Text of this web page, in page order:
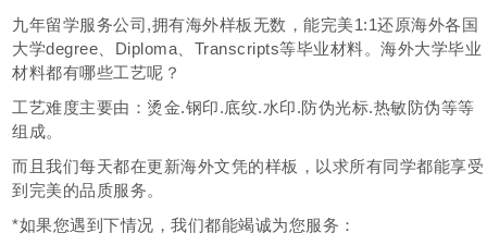
九年留学服务公司,拥有海外样板无数，能完美1:1还原海外各国
大学degree、Diploma、Transcripts等毕业材料。海外大学毕业
材料都有哪些工艺呢？
工艺难度主要由：烫金.钢印.底纹.水印.防伪光标.热敏防伪等等
组成。
而且我们每天都在更新海外文凭的样板，以求所有同学都能享受
到完美的品质服务。
*如果您遇到下情况，我们都能竭诚为您服务：